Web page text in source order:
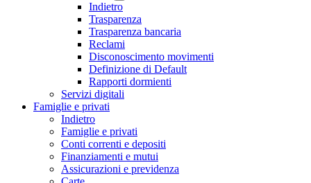
Indietro
Trasparenza
Trasparenza bancaria
Reclami
Disconoscimento movimenti
Definizione di Default
Rapporti dormienti
Servizi digitali
Famiglie e privati
Indietro
Famiglie e privati
Conti correnti e depositi
Finanziamenti e mutui
Assicurazioni e previdenza